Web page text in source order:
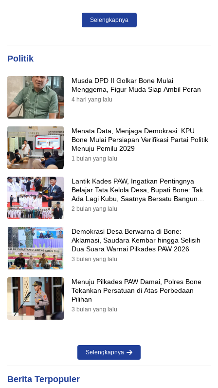
Selengkapnya
Politik
Musda DPD II Golkar Bone Mulai
Menggema, Figur Muda Siap Ambil Peran
4 hari yang lalu
Menata Data, Menjaga Demokrasi: KPU
Bone Mulai Persiapan Verifikasi Partai Politik
Menuju Pemilu 2029
1 bulan yang lalu
Lantik Kades PAW, Ingatkan Pentingnya
Belajar Tata Kelola Desa, Bupati Bone: Tak
Ada Lagi Kubu, Saatnya Bersatu Bangun
Desa
2 bulan yang lalu
Demokrasi Desa Berwarna di Bone:
Aklamasi, Saudara Kembar hingga Selisih
Dua Suara Warnai Pilkades PAW 2026
3 bulan yang lalu
Menuju Pilkades PAW Damai, Polres Bone
Tekankan Persatuan di Atas Perbedaan
Pilihan
3 bulan yang lalu
Selengkapnya
Berita Terpopuler